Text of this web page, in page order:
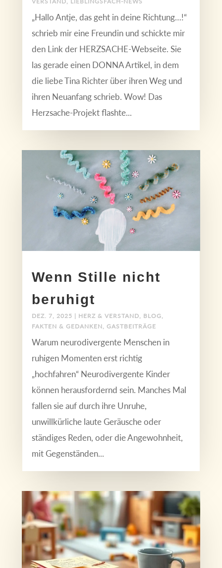
„Hallo Antje, das geht in deine Richtung…!“
schrieb mir eine Freundin und schickte mir
den Link der HERZSACHE-Webseite. Sie
las gerade einen DONNA Artikel, in dem
die liebe Tina Richter über ihren Weg und
ihren Neuanfang schrieb. Wow! Das
Herzsache-Projekt flashte...
Wenn Stille nicht
beruhigt
DEZ. 7, 2025 | HERZ & VERSTAND, BLOG,
FAKTEN & GEDANKEN, GASTBEITRÄGE
Warum neurodivergente Menschen in
ruhigen Momenten erst richtig
„hochfahren“ Neurodivergente Kinder
können herausfordernd sein. Manches Mal
fallen sie auf durch ihre Unruhe,
unwillkürliche laute Geräusche oder
ständiges Reden, oder die Angewohnheit,
mit Gegenständen...